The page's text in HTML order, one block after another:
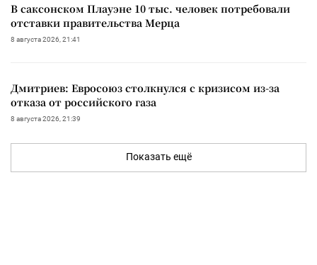
В саксонском Плауэне 10 тыс. человек потребовали
отставки правительства Мерца
8 августа 2026, 21:41
Дмитриев: Евросоюз столкнулся с кризисом из-за
отказа от российского газа
8 августа 2026, 21:39
Показать ещё